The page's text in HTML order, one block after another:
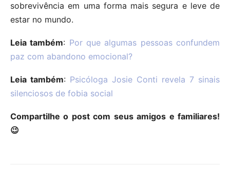
sobrevivência em uma forma mais segura e leve de
estar no mundo.
Leia também: Por que algumas pessoas confundem
paz com abandono emocional?
Leia também: Psicóloga Josie Conti revela 7 sinais
silenciosos de fobia social
Compartilhe o post com seus amigos e familiares!
😉